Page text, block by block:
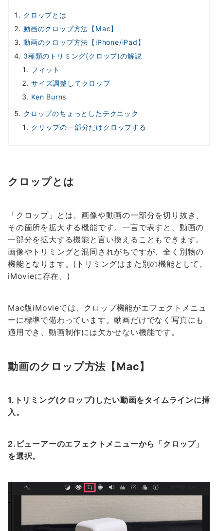
クロップとは
動画のクロップ方法【Mac】
動画のクロップ方法【iPhone/iPad】
3種類のトリミング(クロップ)の解説
フィット
サイズ調整してクロップ
Ken Burns
クロップのちょっとしたテクニック
クリップの一部分だけクロップする
クロップとは
「クロップ」とは、画像や動画の一部分を切り抜き、
その箇所を拡大する機能です。一言で表すと、動画の
一部分を拡大する機能と言い換えることもできます。
画像やトリミングと混同されがちですが、全く別物の
機能となります。(トリミングはまた別の機能として、
iMovieに存在。)
Mac版iMovieでは、クロップ機能がエフェクトメニュ
ーに標準で備わっています。動画だけでなく写真にも
適用でき、動画制作には欠かせない機能です。
動画のクロップ方法【Mac】
1.トリミング(クロップ)したい動画をタイムラインに挿
入。
2.ビューアーのエフェクトメニューから「クロップ」
を選択。